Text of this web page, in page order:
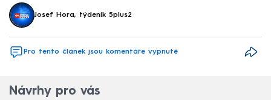
Josef Hora, týdeník 5plus2
Pro tento článek jsou komentáře vypnuté
Návrhy pro vás